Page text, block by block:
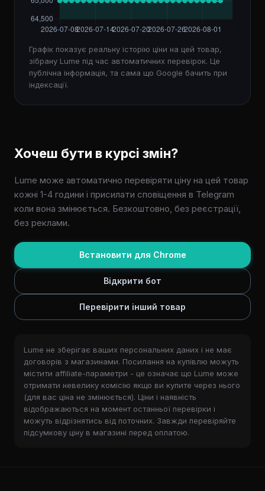
Графік показує реальну історію ціни на цей товар,
зібрану Lume під час автоматичних перевірок. Це
публічна інформація, та сама що Google бачить при
індексації.
Хочеш бути в курсі змін?
Lume може автоматично перевіряти ціну на цей товар
кожні 1-4 години і присилати сповіщення в Telegram
коли вона змінюється. Безкоштовно, без реєстрації,
без реклами.
Встановити для Chrome
Відкрити бот
Перевірити інший товар
Lume не зберігає ваших персональних даних і не має
договорів з магазинами. Посилання на купівлю можуть
містити affiliate-параметри - це означає що Lume може
отримати невелику комісію якщо ви купите через нього
(для вас ціна не змінюється). Ціни і наявність
відображаються на момент останньої перевірки і
можуть відрізнятись від поточних. Завжди перевіряйте
підсумкову ціну в магазині перед оплатою.